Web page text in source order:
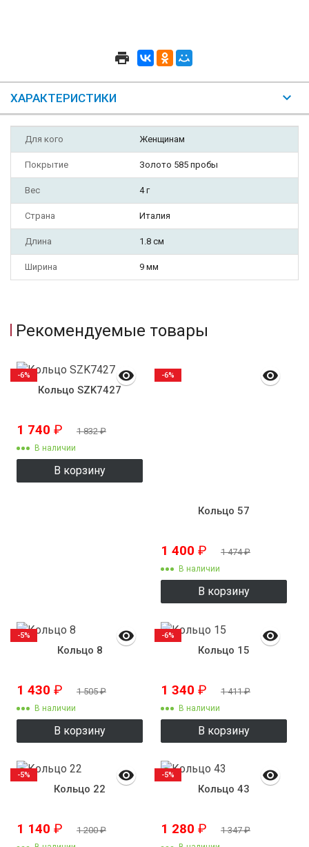
ХАРАКТЕРИСТИКИ
Для кого Женщинам
Покрытие Золото 585 пробы
Вес 4 г
Страна Италия
Длина 1.8 см
Ширина 9 мм
Рекомендуемые товары
Кольцо SZK7427
1 740 ₽ 1 832₽
В наличии
В корзину
-6%
Кольцо 57
1 400 ₽ 1 474₽
В наличии
В корзину
-6%
Кольцо 8
1 430 ₽ 1 505₽
В наличии
В корзину
-5%
Кольцо 15
1 340 ₽ 1 411₽
В наличии
В корзину
-6%
Кольцо 22
1 140 ₽ 1 200₽
-5%
Кольцо 43
1 280 ₽ 1 347₽
-5%